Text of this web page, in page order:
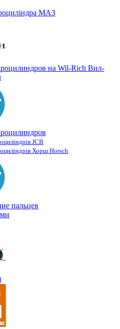
МАЗ
на Wil-Rich Вил-
JCB
Хорш Horsch
пальцев